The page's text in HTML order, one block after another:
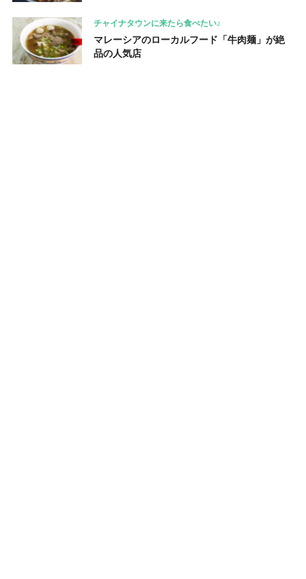
チャイナタウンに来たら食べたい♪
マレーシアのローカルフード「牛肉麺」が絶
品の人気店